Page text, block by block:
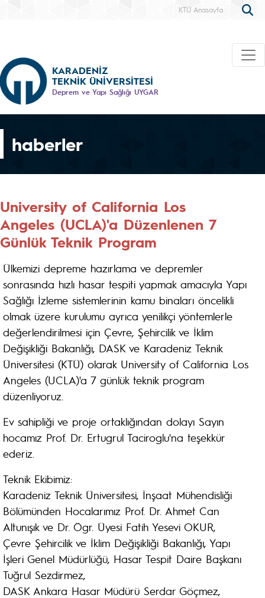
KTÜ Anasayfa
KARADENİZ
TEKNİK ÜNİVERSİTESİ
Deprem ve Yapı Sağlığı UYGAR
haberler
University of California Los
Angeles (UCLA)'a Düzenlenen 7
Günlük Teknik Program
Ülkemizi depreme hazırlama ve depremler
sonrasında hızlı hasar tespiti yapmak amacıyla Yapı
Sağlığı İzleme sistemlerinin kamu binaları öncelikli
olmak üzere kurulumu ayrıca yenilikçi yöntemlerle
değerlendirilmesi için Çevre, Şehircilik ve İklim
Değişikliği Bakanlığı, DASK ve Karadeniz Teknik
Üniversitesi (KTÜ) olarak University of California Los
Angeles (UCLA)'a 7 günlük teknik program
düzenliyoruz.
Ev sahipliği ve proje ortaklığından dolayı Sayın
hocamız Prof. Dr. Ertugrul Taciroglu'na teşekkür
ederiz.
Teknik Ekibimiz:
Karadeniz Teknik Üniversitesi, İnşaat Mühendisliği
Bölümünden Hocalarımız Prof. Dr. Ahmet Can
Altunışık ve Dr. Ögr. Üyesi Fatih Yesevi OKUR,
Çevre Şehircilik ve İklim Değişikliği Bakanlığı, Yapı
İşleri Genel Müdürlüğü, Hasar Tespit Daire Başkanı
Tuğrul Sezdirmez,
DASK Ankara Hasar Müdürü Serdar Göçmez,